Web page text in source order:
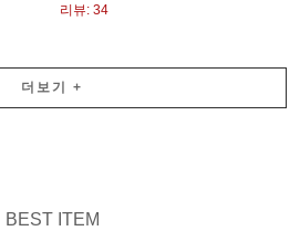
리뷰: 34
더보기 +
BEST ITEM